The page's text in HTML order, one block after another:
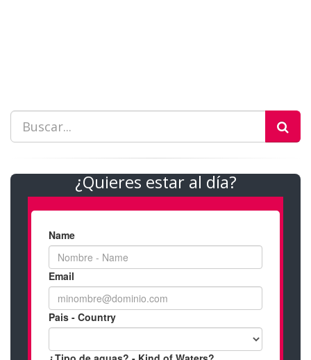
¿Quieres estar al día?